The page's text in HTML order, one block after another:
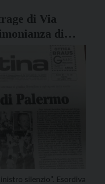
di Via
di
silenzio”. Esordiva